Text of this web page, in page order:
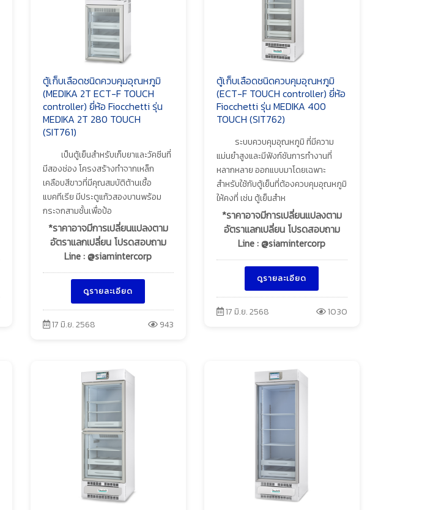
ตู้เก็บเลือดชนิดควบคุมอุณหภูมิ
(MEDIKA 2T ECT-F TOUCH
controller) ยี่ห้อ Fiocchetti รุ่น
MEDIKA 2T 280 TOUCH
(SIT761)
เป็นตู้เย็นสำหรับเก็บยาและวัคซีนที่
มีสองช่อง โครงสร้างทำจากเหล็ก
เคลือบสีขาวที่มีคุณสมบัติต้านเชื้อ
แบคทีเรีย มีประตูแก้วสองบานพร้อม
กระจกสามชั้นเพื่อป้อ
*ราคาอาจมีการเปลี่ยนแปลงตาม
อัตราแลกเปลี่ยน โปรดสอบถาม
Line : @siamintercorp
ดูรายละเอียด
17 มิ.ย. 2568 943
ตู้เก็บเลือดชนิดควบคุมอุณหภูมิ
(ECT-F TOUCH controller) ยี่ห้อ
Fiocchetti รุ่น MEDIKA 400
TOUCH (SIT762)
ระบบควบคุมอุณหภูมิ ที่มีความ
แม่นยำสูงและมีฟังก์ชันการทำงานที่
หลากหลาย ออกแบบมาโดยเฉพาะ
สำหรับใช้กับตู้เย็นที่ต้องควบคุมอุณหภูมิ
ให้คงที่ เช่น ตู้เย็นสำห
*ราคาอาจมีการเปลี่ยนแปลงตาม
อัตราแลกเปลี่ยน โปรดสอบถาม
Line : @siamintercorp
ดูรายละเอียด
17 มิ.ย. 2568 1030